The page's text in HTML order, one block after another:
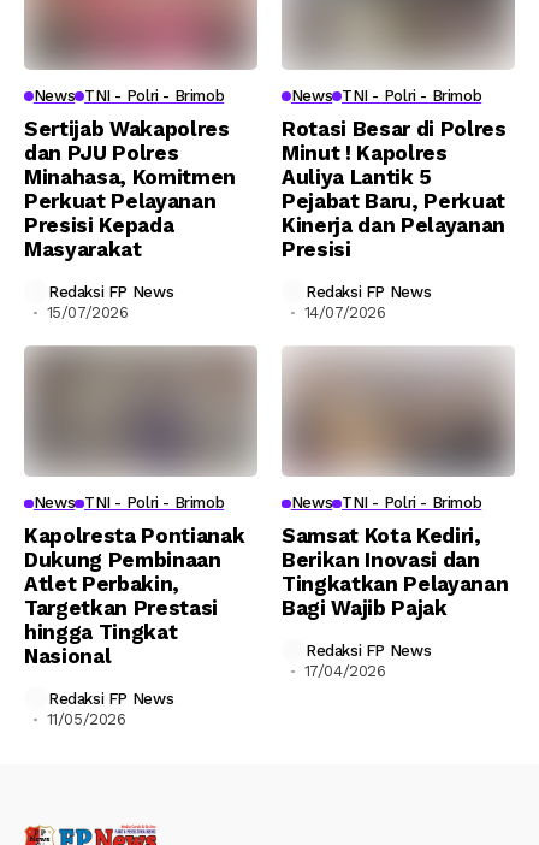
News TNI - Polri - Brimob
Sertijab Wakapolres
dan PJU Polres
Minahasa, Komitmen
Perkuat Pelayanan
Presisi Kepada
Masyarakat
Redaksi FP News
15/07/2026
News TNI - Polri - Brimob
Rotasi Besar di Polres
Minut ! Kapolres
Auliya Lantik 5
Pejabat Baru, Perkuat
Kinerja dan Pelayanan
Presisi
Redaksi FP News
14/07/2026
News TNI - Polri - Brimob
Kapolresta Pontianak
Dukung Pembinaan
Atlet Perbakin,
Targetkan Prestasi
hingga Tingkat
Nasional
Redaksi FP News
11/05/2026
News TNI - Polri - Brimob
Samsat Kota Kediri,
Berikan Inovasi dan
Tingkatkan Pelayanan
Bagi Wajib Pajak
Redaksi FP News
17/04/2026